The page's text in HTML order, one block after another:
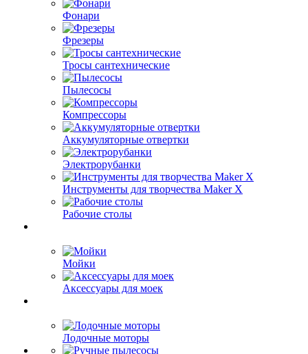
Фонари
Фрезеры
Тросы сантехнические
Пылесосы
Компрессоры
Аккумуляторные отвертки
Электрорубанки
Инструменты для творчества Maker X
Рабочие столы
Мойки
Аксессуары для моек
Лодочные моторы